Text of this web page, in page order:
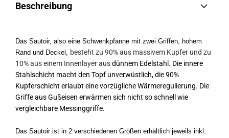
Beschreibung
Das Sautoir, also eine Schwenkpfanne mit zwei Griffen, hohem
Rand und Deckel, besteht zu 90% aus massivem Kupfer und zu
10% aus einem Innenlayer ausdünnem Edelstahl. Die innere
Stahlschicht macht den Topf unverwüstlich, die 90%
Kupferschicht erlaubt eine vorzügliche Wärmeregulierung. Die
Griffe aus Gußeisen erwärmen sich nicht so schnell wie
vergleichbare Messinggriffe.
Das Sautoir ist in 2 verschiedenen Größen erhältlich jeweils inkl.